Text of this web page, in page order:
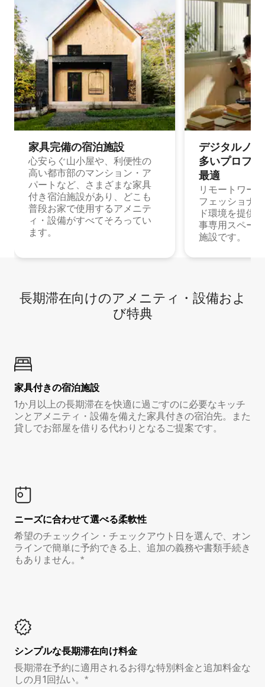
家具完備の宿⁠泊⁠施⁠設
心安らぐ山小屋や、利便性の
高い都市部のマンション・ア
パートなど、さまざまな家具
付き宿泊施設があり、どこも
普段お家で使用するアメニテ
ィ・設備がすべてそろってい
ます。
デジタルノ
多⁠いプ⁠ロ⁠フ⁠
最⁠適
リモートワー
フェッショナ
ド環境を提供
事専用スペー
施設です。
長期滞在向け⁠のア⁠メ⁠ニ⁠テ⁠ィ⁠・設⁠備⁠およ
び特⁠典
家具付き⁠の宿⁠泊⁠施⁠設
1か月以上の長期滞在を快適に過ごすのに必要なキッチ
ンとアメニティ・設備を備えた家具付きの宿泊先。また
貸しでお部屋を借りる代わりとなるご提案です。
ニーズに合わせて選べる柔軟性
希望のチェックイン・チェックアウト日を選んで、オン
ラインで簡単に予約できる上、追加の義務や書類手続き
もありません。*
シンプルな長期滞在向け料金
長期滞在予約に適用されるお得な特別料金と追加料金な
しの月1回払い。*